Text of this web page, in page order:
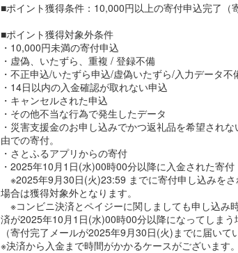
■ポイント獲得条件：10,000円以上の寄付申込完了（
■ポイント獲得対象外条件
・10,000円未満の寄付申込
・虚偽、いたずら、重複 / 登録不備
・不正申込/いたずら申込/虚偽いたずら/入力データ不
・14日以内の入金確認が取れない申込
・キャンセルされた申込
・その他不当な行為で発生したデータ
・災害支援金のお申し込みでかつ返礼品を希望され
由での寄付。
・さとふるアプリからの寄付
・2025年10月1日(水)00時00分以降に入金された寄付
※2025年9月30日(火)23:59 までに寄付申し込みを
場合は獲得対象外となります。
※コンビニ決済とペイジーに関しましても申し込み
済が2025年10月1日(水)00時00分以降になってしまう
（寄付完了メールが2025年9月30日(火)までに届いて
※決済から入金まで時間がかかるケースがございます